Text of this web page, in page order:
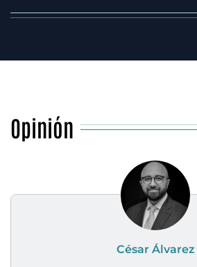
Opinión
César Álvarez